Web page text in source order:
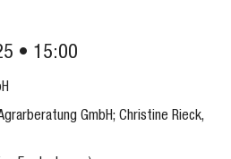
15:00
GmbH; Christine Rieck,